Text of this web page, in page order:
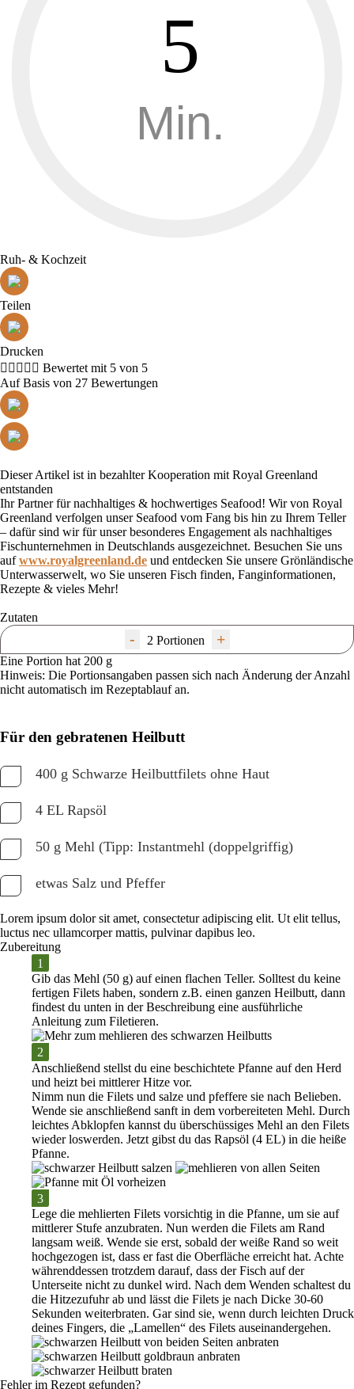
5
Min.
Ruh- & Kochzeit
Teilen
Drucken
     Bewertet mit 5 von 5
Auf Basis von 27 Bewertungen
Dieser Artikel ist in bezahlter Kooperation mit Royal Greenland
entstanden
Ihr Partner für nachhaltiges & hochwertiges Seafood! Wir von Royal
Greenland verfolgen unser Seafood vom Fang bis hin zu Ihrem Teller
– dafür sind wir für unser besonderes Engagement als nachhaltiges
Fischunternehmen in Deutschlands ausgezeichnet. Besuchen Sie uns
aufwww.royalgreenland.de und entdecken Sie unsere Grönländische
Unterwasserwelt, wo Sie unseren Fisch finden, Fanginformationen,
Rezepte & vieles Mehr!
Zutaten
- 2 Portionen +
Eine Portion hat 200 g
Hinweis: Die Portionsangaben passen sich nach Änderung der Anzahl
nicht automatisch im Rezeptablauf an.
Für den gebratenen Heilbutt
400 g Schwarze Heilbuttfilets ohne Haut
4 EL Rapsöl
50 g Mehl (Tipp: Instantmehl (doppelgriffig)
etwas Salz und Pfeffer
Lorem ipsum dolor sit amet, consectetur adipiscing elit. Ut elit tellus,
luctus nec ullamcorper mattis, pulvinar dapibus leo.
Zubereitung
Gib das Mehl (50 g) auf einen flachen Teller. Solltest du keine
fertigen Filets haben, sondern z.B. einen ganzen Heilbutt, dann
findest du unten in der Beschreibung eine ausführliche
Anleitung zum Filetieren.
Anschließend stellst du eine beschichtete Pfanne auf den Herd
und heizt bei mittlerer Hitze vor.
Nimm nun die Filets und salze und pfeffere sie nach Belieben.
Wende sie anschließend sanft in dem vorbereiteten Mehl. Durch
leichtes Abklopfen kannst du überschüssiges Mehl an den Filets
wieder loswerden. Jetzt gibst du das Rapsöl (4 EL) in die heiße
Pfanne.
Lege die mehlierten Filets vorsichtig in die Pfanne, um sie auf
mittlerer Stufe anzubraten. Nun werden die Filets am Rand
langsam weiß. Wende sie erst, sobald der weiße Rand so weit
hochgezogen ist, dass er fast die Oberfläche erreicht hat. Achte
währenddessen trotzdem darauf, dass der Fisch auf der
Unterseite nicht zu dunkel wird. Nach dem Wenden schaltest du
die Hitzezufuhr ab und lässt die Filets je nach Dicke 30-60
Sekunden weiterbraten. Gar sind sie, wenn durch leichten Druck
deines Fingers, die „Lamellen“ des Filets auseinandergehen.
Fehler im Rezept gefunden?